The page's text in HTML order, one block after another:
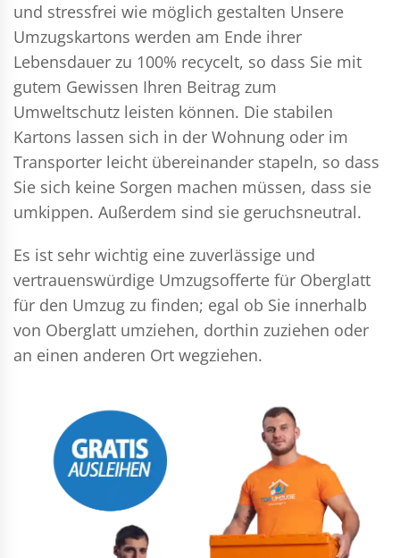
und stressfrei wie möglich gestalten Unsere
Umzugskartons werden am Ende ihrer
Lebensdauer zu 100% recycelt, so dass Sie mit
gutem Gewissen Ihren Beitrag zum
Umweltschutz leisten können. Die stabilen
Kartons lassen sich in der Wohnung oder im
Transporter leicht übereinander stapeln, so dass
Sie sich keine Sorgen machen müssen, dass sie
umkippen. Außerdem sind sie geruchsneutral.
Es ist sehr wichtig eine zuverlässige und
vertrauenswürdige Umzugsofferte für Oberglatt
für den Umzug zu finden; egal ob Sie innerhalb
von Oberglatt umziehen, dorthin zuziehen oder
an einen anderen Ort wegziehen.